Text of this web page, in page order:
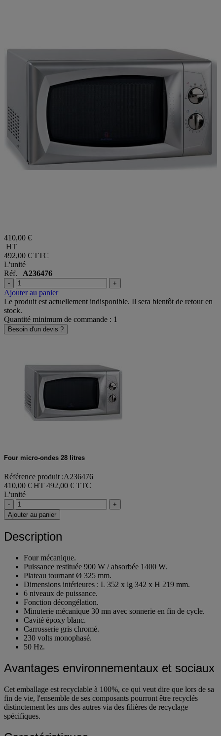
410,00 €
HT
492,00 € TTC
L'unité
Réf. A236476
- +
Ajouter au panier
Le produit est actuellement indisponible. Il sera bientôt de retour en
stock.
Quantité minimum de commande : 1
Besoin d'un devis ?
Four micro-ondes 28 litres
Référence produit :A236476
410,00 € HT 492,00 € TTC
L'unité
-
+
Ajouter au panier
Description
Four mécanique.
Puissance restituée 900 W / absorbée 1400 W.
Plateau tournant Ø 325 mm.
Dimensions intérieures : L 352 x lg 342 x H 219 mm.
6 niveaux de puissance.
Fonction décongélation.
Minuterie mécanique 30 mn avec sonnerie en fin de cycle.
Cavité époxy blanc.
Carrosserie gris chromé.
230 volts monophasé.
50 Hz.
Avantages environnementaux et sociaux
Cet emballage est recyclable à 100%, ce qui veut dire que lors de sa
fin de vie, l'ensemble de ses composants pourront être recyclés
distinctement les uns des autres via des filières de recyclage
spécifiques.